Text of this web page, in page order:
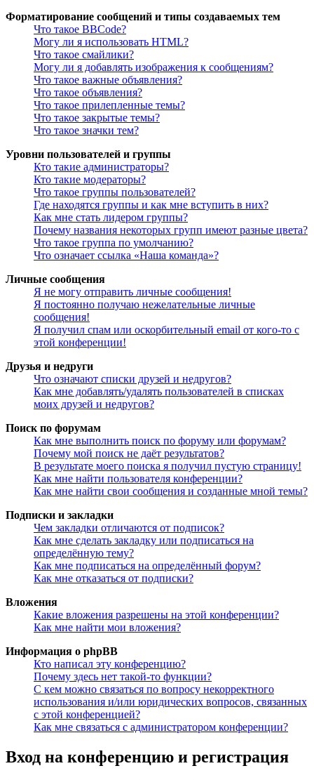
Форматирование сообщений и типы создаваемых тем
Что такое BBCode?
Могу ли я использовать HTML?
Что такое смайлики?
Могу ли я добавлять изображения к сообщениям?
Что такое важные объявления?
Что такое объявления?
Что такое прилепленные темы?
Что такое закрытые темы?
Что такое значки тем?
Уровни пользователей и группы
Кто такие администраторы?
Кто такие модераторы?
Что такое группы пользователей?
Где находятся группы и как мне вступить в них?
Как мне стать лидером группы?
Почему названия некоторых групп имеют разные цвета?
Что такое группа по умолчанию?
Что означает ссылка «Наша команда»?
Личные сообщения
Я не могу отправить личные сообщения!
Я постоянно получаю нежелательные личные
сообщения!
Я получил спам или оскорбительный email от кого-то с
этой конференции!
Друзья и недруги
Что означают списки друзей и недругов?
Как мне добавлять/удалять пользователей в списках
моих друзей и недругов?
Поиск по форумам
Как мне выполнить поиск по форуму или форумам?
Почему мой поиск не даёт результатов?
В результате моего поиска я получил пустую страницу!
Как мне найти пользователя конференции?
Как мне найти свои сообщения и созданные мной темы?
Подписки и закладки
Чем закладки отличаются от подписок?
Как мне сделать закладку или подписаться на
определённую тему?
Как мне подписаться на определённый форум?
Как мне отказаться от подписки?
Вложения
Какие вложения разрешены на этой конференции?
Как мне найти мои вложения?
Информация о phpBB
Кто написал эту конференцию?
Почему здесь нет такой-то функции?
С кем можно связаться по вопросу некорректного
использования и/или юридических вопросов, связанных
с этой конференцией?
Как мне связаться с администратором конференции?
Вход на конференцию и регистрация